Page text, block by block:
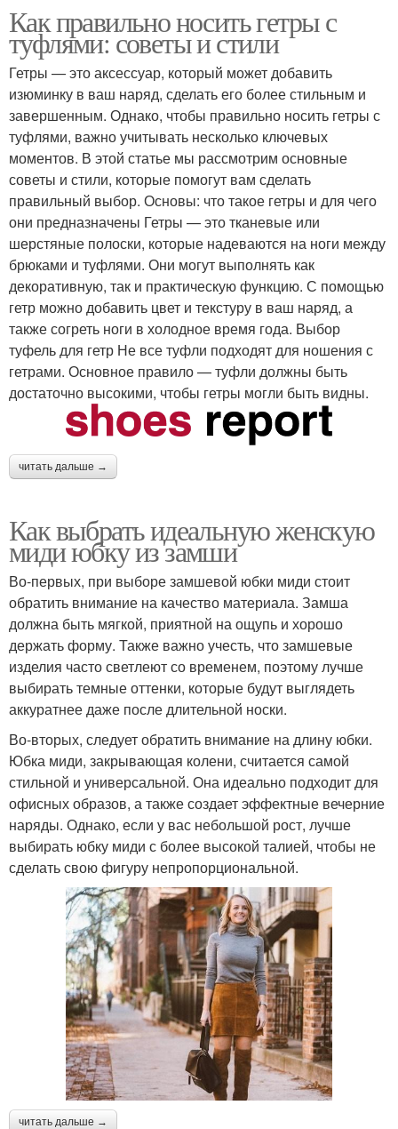
Как правильно носить гетры с
туфлями: советы и стили
Гетры — это аксессуар, который может добавить
изюминку в ваш наряд, сделать его более стильным и
завершенным. Однако, чтобы правильно носить гетры с
туфлями, важно учитывать несколько ключевых
моментов. В этой статье мы рассмотрим основные
советы и стили, которые помогут вам сделать
правильный выбор. Основы: что такое гетры и для чего
они предназначены Гетры — это тканевые или
шерстяные полоски, которые надеваются на ноги между
брюками и туфлями. Они могут выполнять как
декоративную, так и практическую функцию. С помощью
гетр можно добавить цвет и текстуру в ваш наряд, а
также согреть ноги в холодное время года. Выбор
туфель для гетр Не все туфли подходят для ношения с
гетрами. Основное правило — туфли должны быть
достаточно высокими, чтобы гетры могли быть видны.
читать дальше →
Как выбрать идеальную женскую
миди юбку из замши
Во-первых, при выборе замшевой юбки миди стоит
обратить внимание на качество материала. Замша
должна быть мягкой, приятной на ощупь и хорошо
держать форму. Также важно учесть, что замшевые
изделия часто светлеют со временем, поэтому лучше
выбирать темные оттенки, которые будут выглядеть
аккуратнее даже после длительной носки.
Во-вторых, следует обратить внимание на длину юбки.
Юбка миди, закрывающая колени, считается самой
стильной и универсальной. Она идеально подходит для
офисных образов, а также создает эффектные вечерние
наряды. Однако, если у вас небольшой рост, лучше
выбирать юбку миди с более высокой талией, чтобы не
сделать свою фигуру непропорциональной.
читать дальше →